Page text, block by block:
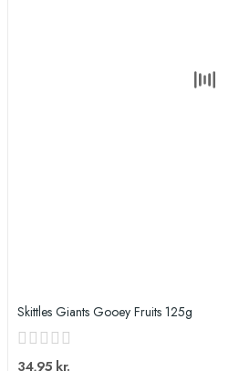
Skittles Giants Gooey Fruits 125g
34,95 kr.